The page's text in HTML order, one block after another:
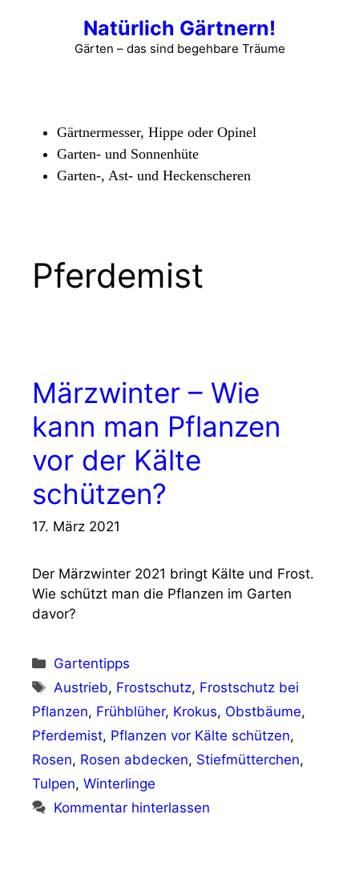
Natürlich Gärtnern!
Gärten – das sind begehbare Träume
Gärtnermesser, Hippe oder Opinel
Garten- und Sonnenhüte
Garten-, Ast- und Heckenscheren
Pferdemist
Märzwinter – Wie
kann man Pflanzen
vor der Kälte
schützen?
17. März 2021
Der Märzwinter 2021 bringt Kälte und Frost.
Wie schützt man die Pflanzen im Garten
davor?
Kategorien
Gartentipps
Schlagwörter
Austrieb, Frostschutz, Frostschutz bei
Pflanzen, Frühblüher, Krokus, Obstbäume,
Pferdemist, Pflanzen vor Kälte schützen,
Rosen, Rosen abdecken, Stiefmütterchen,
Tulpen, Winterlinge
Kommentar hinterlassen